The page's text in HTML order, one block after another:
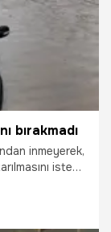
bırakmadı
inmeyerek,
istedi;